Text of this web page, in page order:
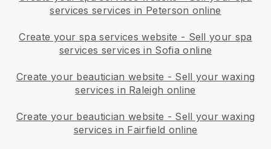
services services in Peterson online
Create your spa services website - Sell your spa
services services in Sofia online
Create your beautician website - Sell your waxing
services in Raleigh online
Create your beautician website - Sell your waxing
services in Fairfield online